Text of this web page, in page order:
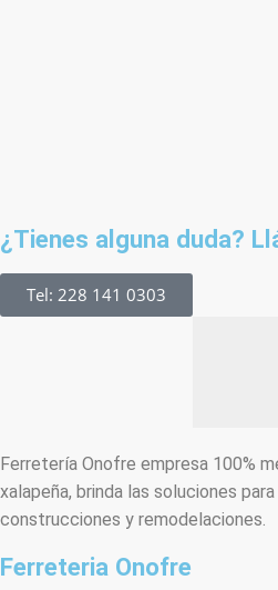
¿Tienes alguna duda?
Tel: 228 141 0303
Ferretería Onofre empresa 100%
xalapeña, brinda las soluciones
construcciones y remodelaciones.
Ferreteria Onofre